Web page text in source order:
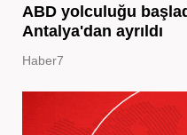
ABD yolculuğu
Antalya'dan ayrıldı
Haber7